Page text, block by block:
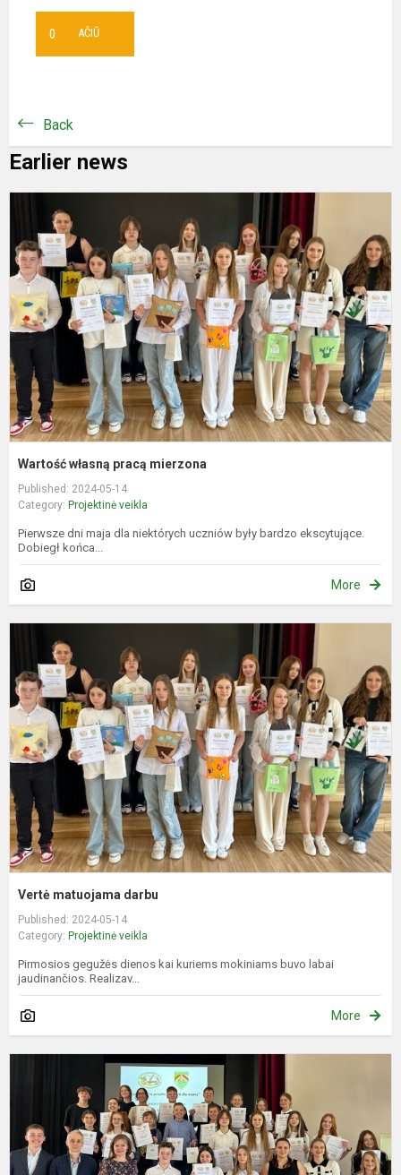
AČIŪ
0
Back
Earlier news
Wartość własną pracą mierzona
Published: 2024-05-14
Category: Projektinė veikla
Pierwsze dni maja dla niektórych uczniów były bardzo ekscytujące.
Dobiegł końca...
More
Vertė matuojama darbu
Published: 2024-05-14
Category: Projektinė veikla
Pirmosios gegužės dienos kai kuriems mokiniams buvo labai
jaudinančios. Realizav...
More